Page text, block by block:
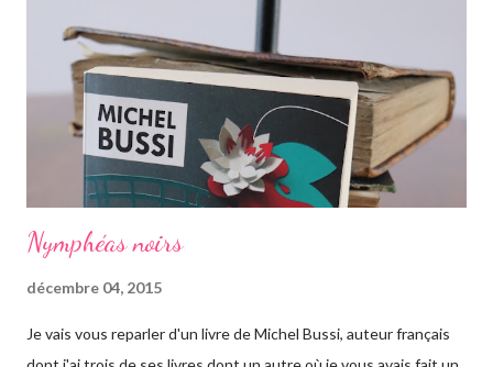
d'arriver en Australie, elle fait escale plusieurs semaines en
Thaïlande, sur l'île de Krabi, où elle était déjà allée avec sa soeur.
Elle retrouve des personnes qu'elle conn...
Nymphéas noirs
décembre 04, 2015
Je vais vous reparler d'un livre de Michel Bussi, auteur français